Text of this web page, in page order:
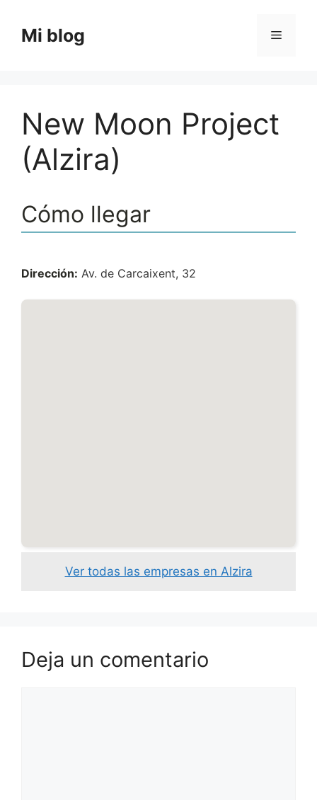
contenido
Mi blog Menú
New Moon Project
(Alzira)
Cómo llegar
Dirección: Av. de Carcaixent, 32
Ver todas las empresas en Alzira
Deja un comentario